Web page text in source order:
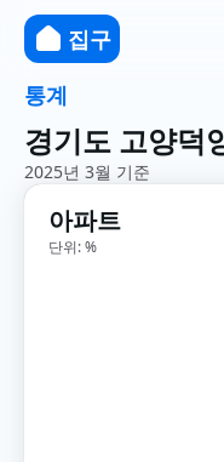
집구
통계
경기도 고양덕
2025년 3월 기준
아파트
단위: %